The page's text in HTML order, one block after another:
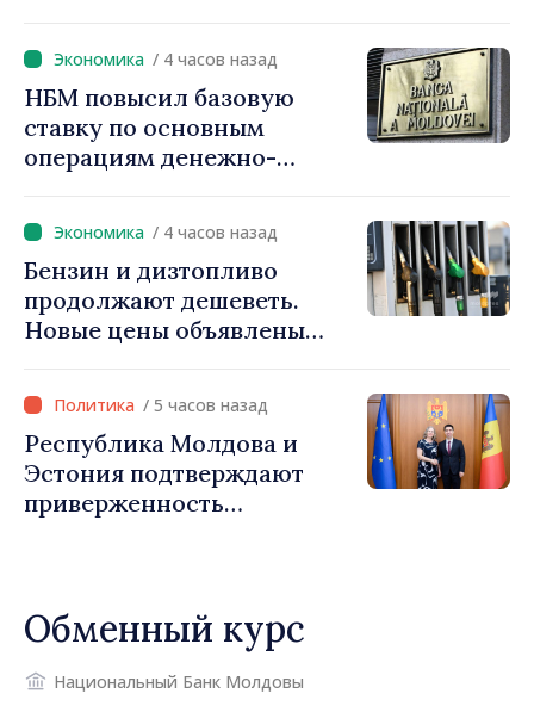
остаётся крепкой»
/ 4 часов назад
НБМ повысил базовую
ставку по основным
операциям денежно-
/ 4 часов назад
Бензин и дизтопливо
продолжают дешеветь.
Новые цены объявлены
/ 5 часов назад
Республика Молдова и
Эстония подтверждают
приверженность
Обменный курс
Национальный Банк Молдовы